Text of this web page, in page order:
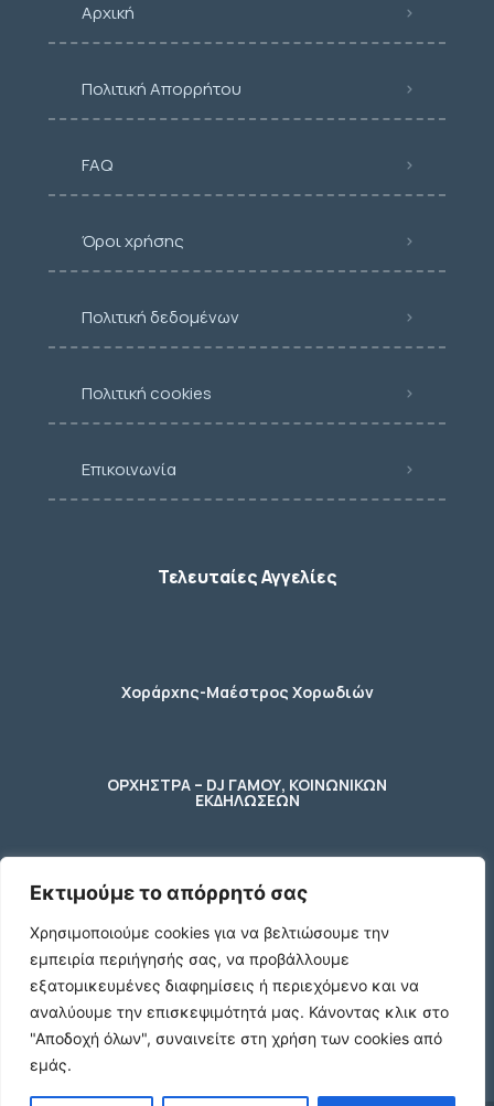
Εκτιμούμε το απόρρητό σας
Χρησιμοποιούμε cookies για να βελτιώσουμε την
εμπειρία περιήγησής σας, να προβάλλουμε
εξατομικευμένες διαφημίσεις ή περιεχόμενο και να
αναλύουμε την επισκεψιμότητά μας. Κάνοντας κλικ στο
"Αποδοχή όλων", συναινείτε στη χρήση των cookies από
εμάς.
Αρχική
Πολιτική Απορρήτου
FAQ
Όροι χρήσης
Πολιτική δεδομένων
Πολιτική cookies
Επικοινωνία
Τελευταίες Αγγελίες
Χοράρχης-Μαέστρος Χορωδιών
ΟΡΧΗΣΤΡΑ – DJ ΓΑΜΟΥ, ΚΟΙΝΩΝΙΚΩΝ
ΕΚΔΗΛΩΣΕΩΝ
φύλακας – κηπουρος
2 Ποτήρια μπύρας ενός λίτρου (1 L)
γυάλινα με χερούλι
€10